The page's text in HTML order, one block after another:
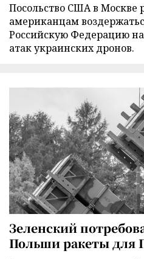
Посольство США в Москве
американцам
Российскую Федерацию
атак украинских дронов.
Зеленский
Польши ракеты для